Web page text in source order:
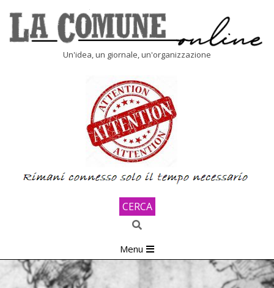
content
Un'idea, un giornale, un'organizzazione
CERCA
Search
Navigation
Menu
Menu